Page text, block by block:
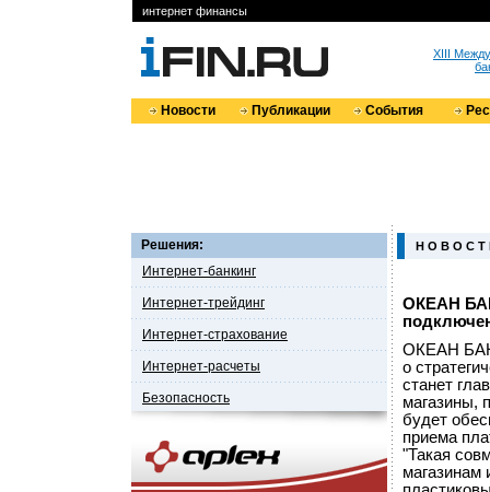
интернет финансы
XIII
Новости Публикации События
Решения:
Интернет-банкинг
Интернет-трейдинг
Интернет-страхование
Интернет-расчеты
Безопасность
Н О В О С Т
ОКЕАН
ОКЕАН
о
станет
магазины,
будет
приема
"Такая
магазинам